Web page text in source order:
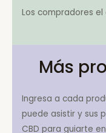
Los compradores
Más
Ingresa a cada
puede asistir y sus
CBD para guiarte